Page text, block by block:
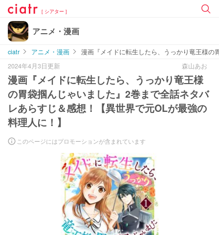
[ シアター ]
アニメ・漫画
ciatr アニメ・漫画
漫画『メイドに転生したら、うっかり竜王様
2024年4月3日更新
森山あお
漫画『メイドに転生したら、うっかり竜王様
の胃袋掴んじゃいました』2巻まで全話ネタバ
レあらすじ＆感想！【異世界で元OLが最強の
料理人に！】
このページにはプロモーションが含まれています